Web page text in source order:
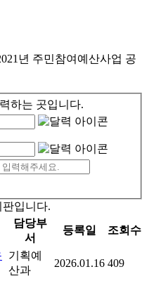
년 주민참여예산사업 공
하는 곳입니다.
입니다.
담당부
서
등록일 조회수
기획예
산과
2026.01.16 409